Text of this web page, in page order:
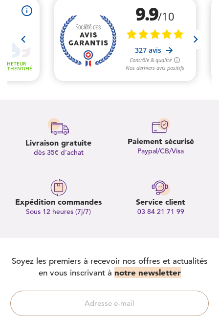
Livraison gratuite
dès 35€ d’achat
Paiement sécurisé
Paypal/CB/Visa
Expédition commandes
Sous 12 heures (7j/7)
Service client
03 84 21 71 99
Soyez les premiers à recevoir nos offres et actualités
en vous inscrivant à notre newsletter